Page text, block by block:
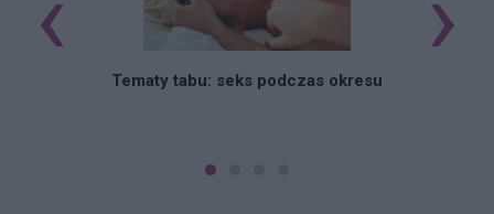
Tematy tabu: seks podczas okresu